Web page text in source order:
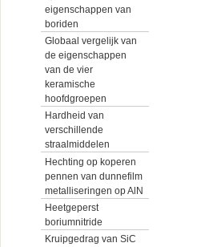
eigenschappen van
boriden
Globaal vergelijk van
de eigenschappen
van de vier
keramische
hoofdgroepen
Hardheid van
verschillende
straalmiddelen
Hechting op koperen
pennen van dunnefilm
metalliseringen op AlN
Heetgeperst
boriumnitride
Kruipgedrag van SiC